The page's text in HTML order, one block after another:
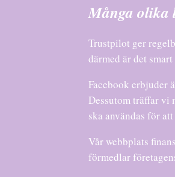
Många olika
Trustpilot ger
därmed är det
Facebook erbjuder
Dessutom träffar vi
ska användas för
Vår webbplats
förmedlar